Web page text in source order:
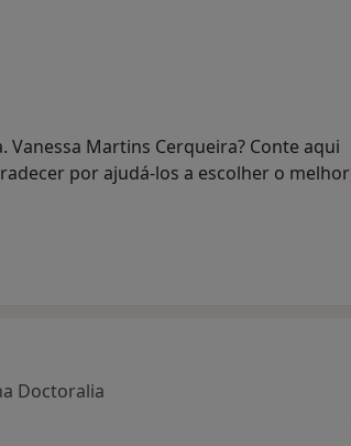
Martins Cerqueira? Conte aqui
por ajudá-los a escolher o melhor
Doctoralia